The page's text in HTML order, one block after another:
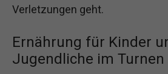
Verletzungen geht.
Ernährung für Kinder
Jugendliche im Turnen